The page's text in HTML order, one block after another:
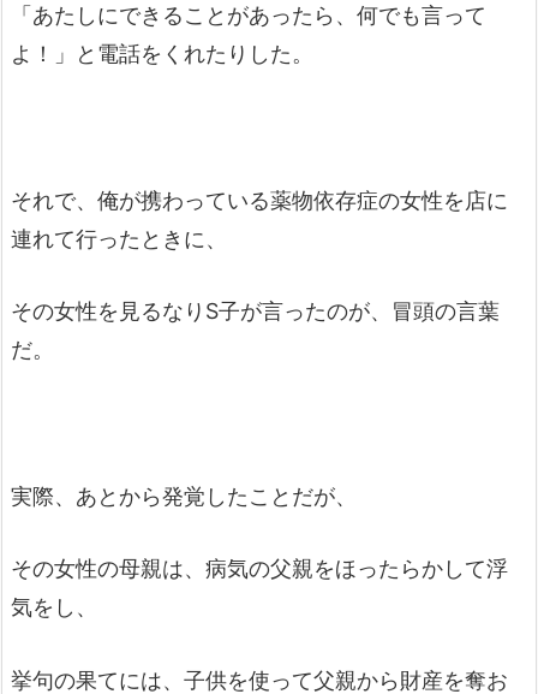
「あたしにできることがあったら、何でも言って
よ！」と電話をくれたりした。
それで、俺が携わっている薬物依存症の女性を店に
連れて行ったときに、
その女性を見るなりS子が言ったのが、冒頭の言葉
だ。
実際、あとから発覚したことだが、
その女性の母親は、病気の父親をほったらかして浮
気をし、
挙句の果てには、子供を使って父親から財産を奪お